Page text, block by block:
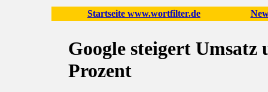
Startseite www.wortfilter.de
Google steigert Umsatz
Prozent